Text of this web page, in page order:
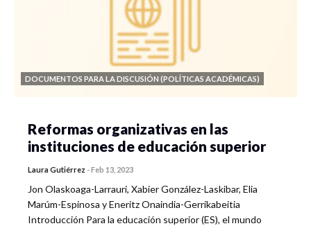
DOCUMENTOS PARA LA DISCUSIÓN (POLÍTICAS ACADÉMICAS)
Reformas organizativas en las
instituciones de educación superior
Laura Gutiérrez -Feb 13, 2023
Jon Olaskoaga-Larrauri, Xabier González-Laskibar, Elia
Marúm-Espinosa y Eneritz Onaindia-Gerrikabeitia
Introducción Para la educación superior (ES), el mundo